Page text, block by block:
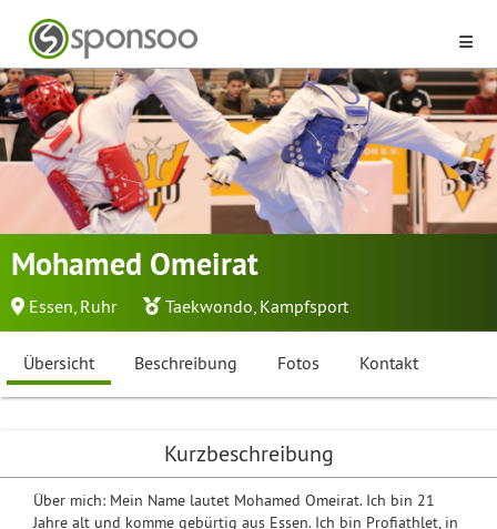
Mohamed Omeirat
Essen, Ruhr Taekwondo, Kampfsport
Übersicht Beschreibung Fotos Kontakt
Kurzbeschreibung
Über mich: Mein Name lautet Mohamed Omeirat. Ich bin 21
Jahre alt und komme gebürtig aus Essen. Ich bin Profiathlet, in